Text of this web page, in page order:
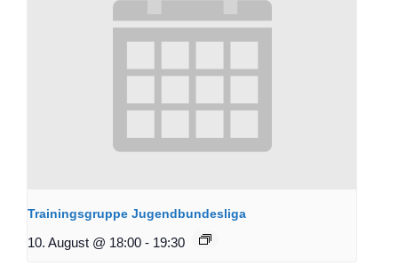
Trainingsgruppe Jugendbundesliga
10. August @ 18:00 - 19:30